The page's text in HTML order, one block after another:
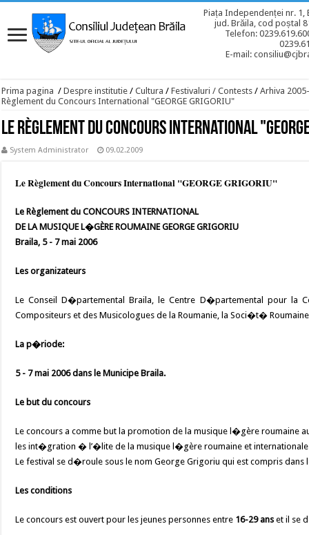
Piața Independenței nr. 1,
jud. Brăila, cod poștal
Telefon:
E-mail:
Prima pagina / Despre institutie / Cultura / Festivaluri / Contests / Arhiva
Règlement du Concours International "GEORGE GRIGORIU"
Le Règlement du Concours International "GEORGE
System Administrator 09.02.2009
Le Règlement du Concours International "GEORGE GRIGORIU"
Le Règlement du CONCOURS INTERNATIONAL
DE LA MUSIQUE L�GÈRE ROUMAINE GEORGE GRIGORIU
Braila, 5 - 7 mai 2006
Les organizateurs
Le Conseil D�partemental Braila, le Centre D�partemental pour la
Compositeurs et des Musicologues de la Roumanie, la Soci�t�
La p�riode:
5 - 7 mai 2006 dans le Municipe Braila.
Le but du concours
Le concours a comme but la promotion de la musique l�gère roumaine
les int�gration � l’�lite de la musique l�gère roumaine et
Le festival se d�roule sous le nom George Grigoriu qui est compris dans
Les conditions
Le concours est ouvert pour les jeunes personnes entre 16-29 ans et il se